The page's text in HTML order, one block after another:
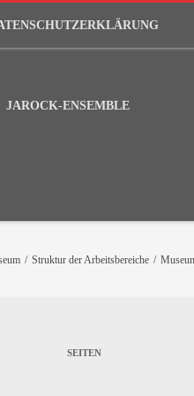
JAROCK-ENSEMBLE
/ Struktur der Arbeitsbereiche /
SEITEN